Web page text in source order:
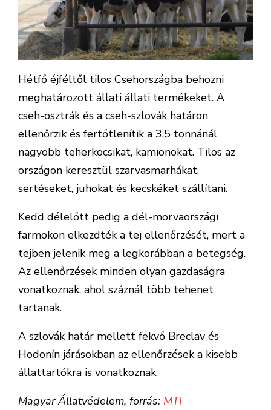
Hétfő éjféltől tilos Csehországba behozni
meghatározott állati állati termékeket. A
cseh-osztrák és a cseh-szlovák határon
ellenőrzik és fertőtlenítik a 3,5 tonnánál
nagyobb teherkocsikat, kamionokat. Tilos az
országon keresztül szarvasmarhákat,
sertéseket, juhokat és kecskéket szállítani.
Kedd délelőtt pedig a dél-morvaországi
farmokon elkezdték a tej ellenőrzését, mert a
tejben jelenik meg a legkorábban a betegség.
Az ellenőrzések minden olyan gazdaságra
vonatkoznak, ahol száznál több tehenet
tartanak.
A szlovák határ mellett fekvő Breclav és
Hodonín járásokban az ellenőrzések a kisebb
állattartókra is vonatkoznak.
Magyar Állatvédelem, forrás: MTI